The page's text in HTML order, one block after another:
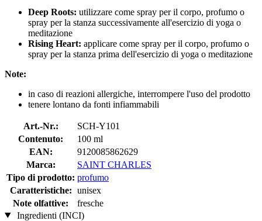
Deep Roots: utilizzare come spray per il corpo, profumo o
spray per la stanza successivamente all'esercizio di yoga o
meditazione
Rising Heart: applicare come spray per il corpo, profumo o
spray per la stanza prima dell'esercizio di yoga o meditazione
Note:
in caso di reazioni allergiche, interrompere l'uso del prodotto
tenere lontano da fonti infiammabili
Art.-Nr.:
SCH-Y101
Contenuto:
100 ml
EAN:
9120085862629
Marca:
SAINT CHARLES
Tipo di prodotto: profumo
Caratteristiche: unisex
Note olfattive:
fresche
Ingredienti (INCI)